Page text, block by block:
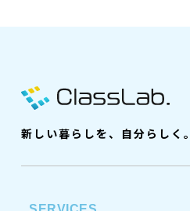
新しい暮らしを、自分らしく。